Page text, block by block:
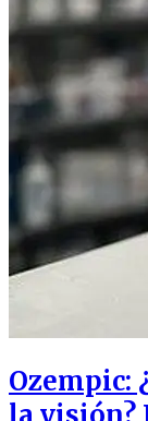
Ozempic: